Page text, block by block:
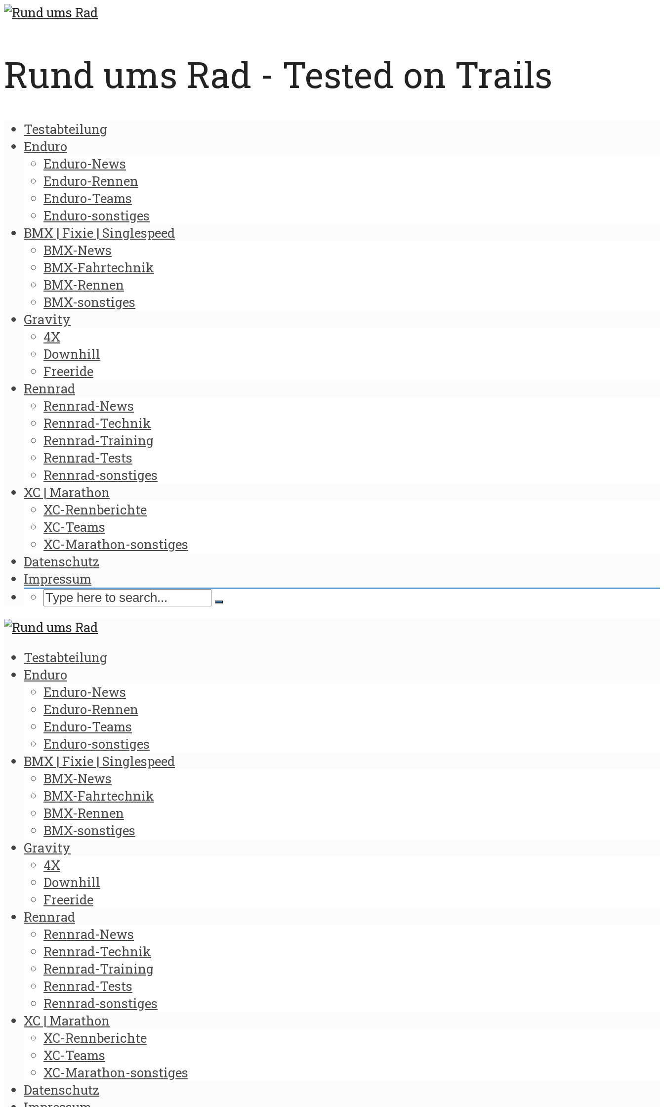
Rund ums Rad - Tested on Trails
Testabteilung
Enduro
Enduro-News
Enduro-Rennen
Enduro-Teams
Enduro-sonstiges
BMX | Fixie | Singlespeed
BMX-News
BMX-Fahrtechnik
BMX-Rennen
BMX-sonstiges
Gravity
4X
Downhill
Freeride
Rennrad
Rennrad-News
Rennrad-Technik
Rennrad-Training
Rennrad-Tests
Rennrad-sonstiges
XC | Marathon
XC-Rennberichte
XC-Teams
XC-Marathon-sonstiges
Datenschutz
Impressum
Testabteilung
Enduro
Enduro-News
Enduro-Rennen
Enduro-Teams
Enduro-sonstiges
BMX | Fixie | Singlespeed
BMX-News
BMX-Fahrtechnik
BMX-Rennen
BMX-sonstiges
Gravity
4X
Downhill
Freeride
Rennrad
Rennrad-News
Rennrad-Technik
Rennrad-Training
Rennrad-Tests
Rennrad-sonstiges
XC | Marathon
XC-Rennberichte
XC-Teams
XC-Marathon-sonstiges
Datenschutz